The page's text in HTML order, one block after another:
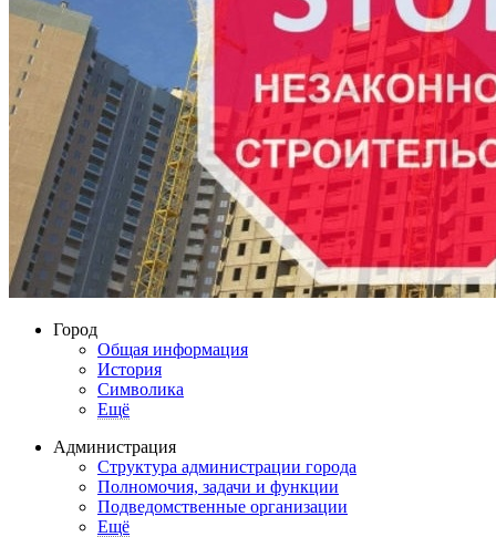
Город
Общая информация
История
Символика
Ещё
Администрация
Структура администрации города
Полномочия, задачи и функции
Подведомственные организации
Ещё